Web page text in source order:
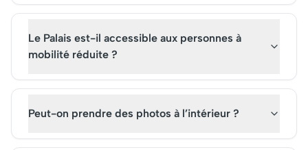
Le Palais est-il accessible aux personnes à
mobilité réduite ?
Peut-on prendre des photos à l’intérieur ?